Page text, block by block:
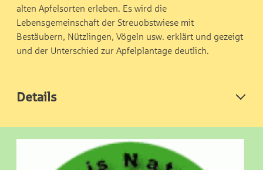
alten Apfelsorten erleben. Es wird die
Lebensgemeinschaft der Streuobstwiese mit
Bestäubern, Nützlingen, Vögeln usw. erklärt und gezeigt
und der Unterschied zur Apfelplantage deutlich.
Details